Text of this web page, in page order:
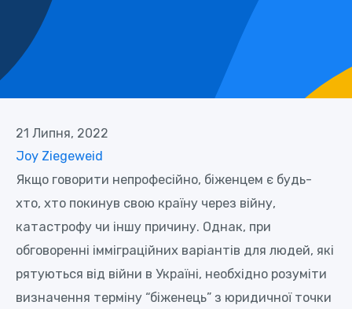
21 Липня, 2022
Joy Ziegeweid
Якщо говорити непрофесійно, біженцем є будь-
хто, хто покинув свою країну через війну,
катастрофу чи іншу причину. Однак, при
обговоренні імміграційних варіантів для людей, які
рятуються від війни в Україні, необхідно розуміти
визначення терміну “біженець” з юридичної точки